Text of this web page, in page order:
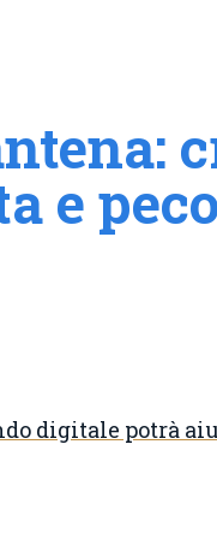
e
digitale potrà